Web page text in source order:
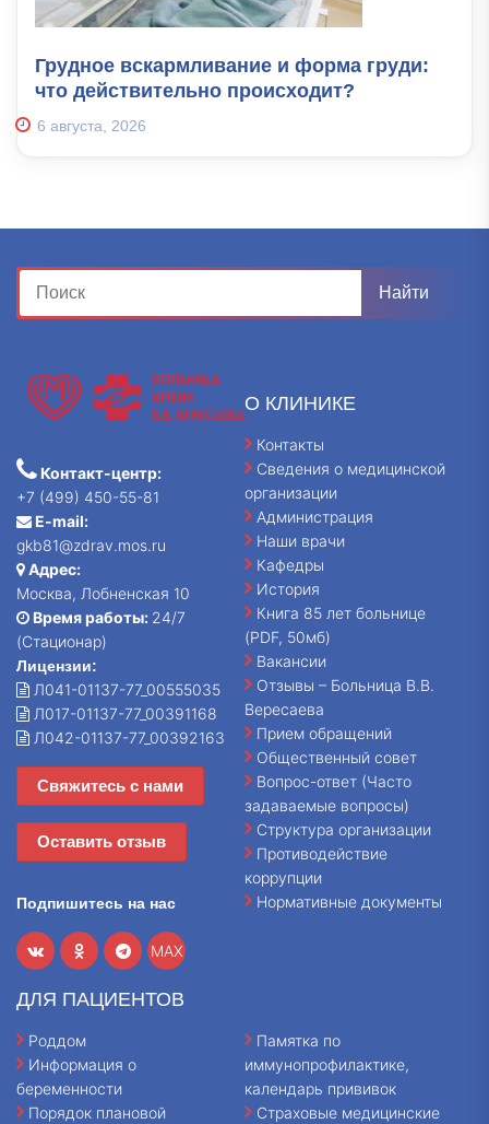
Грудное вскармливание и форма груди:
что действительно происходит?
6 августа, 2026
Контакт-центр:
+7 (499) 450-55-81
E-mail:
gkb81@zdrav.mos.ru
Адрес:
Москва, Лобненская 10
Время работы: 24/7
(Стационар)
Лицензии:
Л041-01137-77_00555035
Л017-01137-77_00391168
Л042-01137-77_00392163
Свяжитесь с нами
Оставить отзыв
Подпишитесь на нас
MAX
О КЛИНИКЕ
Контакты
Сведения о медицинской
организации
Администрация
Наши врачи
Кафедры
История
Книга 85 лет больнице
(PDF, 50мб)
Вакансии
Отзывы – Больница В.В.
Вересаева
Прием обращений
Общественный совет
Вопрос-ответ (Часто
задаваемые вопросы)
Структура организации
Противодействие
коррупции
Нормативные документы
ДЛЯ ПАЦИЕНТОВ
Роддом
Информация о
беременности
Порядок плановой
Памятка по
иммунопрофилактике,
календарь прививок
Страховые медицинские